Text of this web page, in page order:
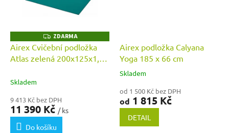
Z
D
A
R
ZDARMA
Airex Cvičební podložka
Atlas zelená 200x125x1,5
Skladem
9 413 Kč bez DPH
11 390 Kč / ks
Do košíku
Airex podložka Calyana
Yoga 185 x 66 cm
Průměrné
produktu
je
Skladem
od 1 500 Kč bez DPH
od 1 815 Kč
DETAIL